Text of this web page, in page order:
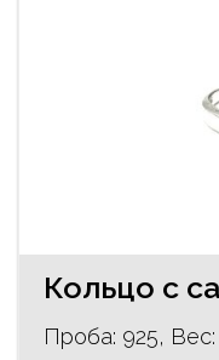
Проба: 925, Bес: